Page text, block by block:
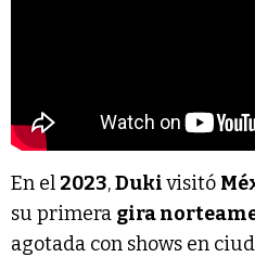
En el 2023,Dukivisitó
su primera gira
agotada con shows en